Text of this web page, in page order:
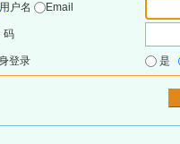
户名
Email
码
登录 是